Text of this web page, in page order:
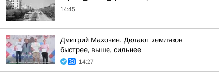
14:45
Дмитрий Махонин: Делают земляков
быстрее, выше, сильнее
14:27